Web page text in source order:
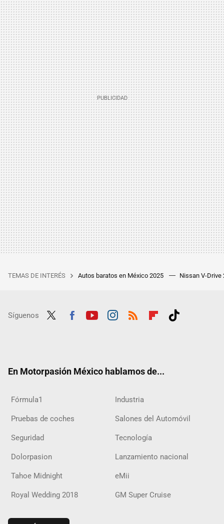
TEMAS DE INTERÉS Autos baratos en México 2025 Nissan V-Drive
Síguenos
En Motorpasión México hablamos de...
Fórmula1 Industria
Pruebas de coches Salones del Automóvil
Seguridad Tecnología
Dolorpasion Lanzamiento nacional
Tahoe Midnight eMii
Royal Wedding 2018 GM Super Cruise